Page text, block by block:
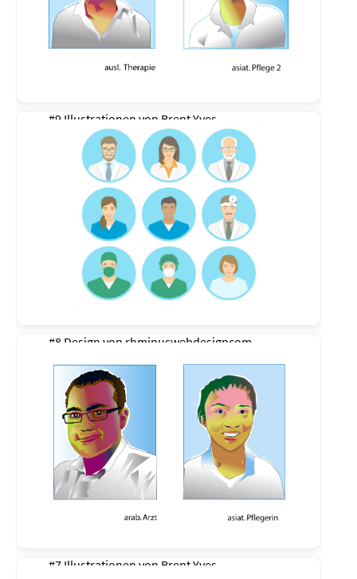
#9 Illustrationen von Brent Yves
#8 Design von rhminuswebdesigncom
#7 Illustrationen von Brent Yves